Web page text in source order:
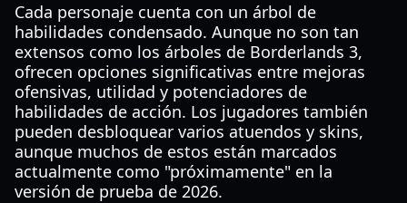
Cada personaje cuenta con un árbol de
habilidades condensado. Aunque no son tan
extensos como los árboles de Borderlands 3,
ofrecen opciones significativas entre mejoras
ofensivas, utilidad y potenciadores de
habilidades de acción. Los jugadores también
pueden desbloquear varios atuendos y skins,
aunque muchos de estos están marcados
actualmente como "próximamente" en la
versión de prueba de 2026.